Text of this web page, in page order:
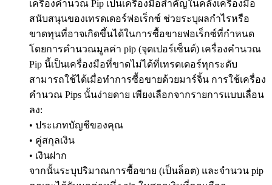
เครื่องคำนวณ Pip เป็นเครื่องมือสำคัญในคลังเครื่องมือ
สนับสนุนของเทรดเดอร์ฟอเร็กซ์ ช่วยระบุผลกำไรหรือ
ขาดทุนที่อาจเกิดขึ้นได้ในการซื้อขายฟอเร็กซ์ที่กำหนด
โดยการคำนวณมูลค่า pip (จุดเปอร์เซ็นต์) เครื่องคำนวณ
Pip นี้เป็นเครื่องมือที่ขาดไม่ได้ที่เทรดเดอร์ทุกระดับ
สามารถใช้ได้เมื่อทำการซื้อขายด้วยมาร์จิ้น การใช้เครื่อง
คำนวณ Pips นั้นง่ายดาย เพียงเลือกจากรายการแบบเลื่อน
ลง:
• ประเภทบัญชีของคุณ
• คู่สกุลเงิน
• เงินฝาก
จากนั้นระบุปริมาณการซื้อขาย (เป็นล็อต) และจำนวน pip